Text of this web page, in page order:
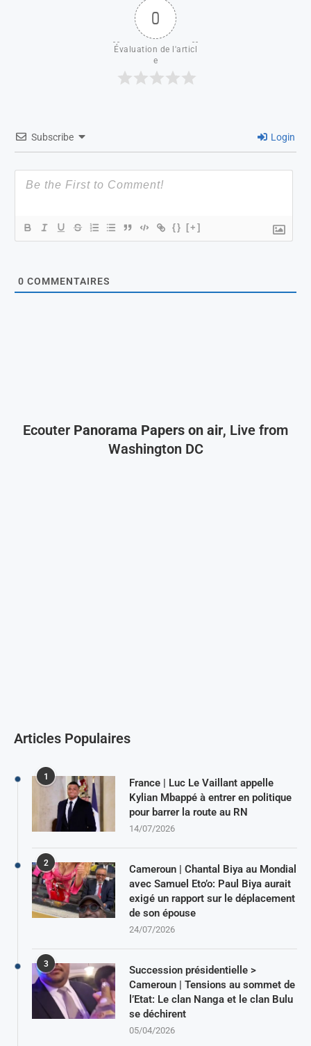
0
Évaluation de l'articl
e
Subscribe Login
{} [+]
0 COMMENTAIRES
Ecouter Panorama Papers on air, Live from
Washington DC
Articles Populaires
1
France | Luc Le Vaillant appelle
Kylian Mbappé à entrer en politique
pour barrer la route au RN
14/07/2026
2
Cameroun | Chantal Biya au Mondial
avec Samuel Eto’o: Paul Biya aurait
exigé un rapport sur le déplacement
de son épouse
24/07/2026
3
Succession présidentielle >
Cameroun | Tensions au sommet de
l’Etat: Le clan Nanga et le clan Bulu
se déchirent
05/04/2026